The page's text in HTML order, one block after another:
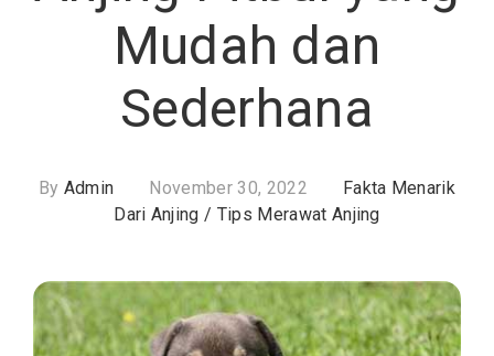
Mudah dan
Sederhana
By Admin November 30, 2022
Fakta Menarik
Dari Anjing / Tips Merawat Anjing